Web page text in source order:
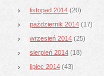
listopad 2014 (20)
październik 2014 (17)
wrzesień 2014 (25)
sierpień 2014 (18)
lipiec 2014 (43)